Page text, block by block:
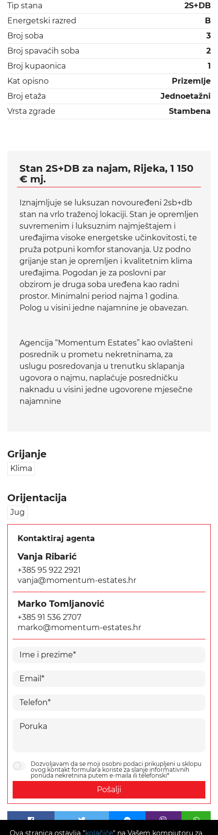
Tip stana
2S+DB
Energetski razred
B
Broj soba
3
Broj spavaćih soba
2
Broj kupaonica
1
Kat opisno
Prizemlje
Broj etaža
Jednoetažni
Vrsta zgrade
Stambena
Stan 2S+DB za najam, Rijeka, 1 150
€ mj.
Iznajmljuje se luksuzan novouređeni 2sb+db
stan na vrlo traženoj lokaciji. Stan je opremljen
suvremenim i luksuznim najmještajem i
uređajima visoke energetske učinkovitosti, te
pruža potpuni komfor stanovanja. Uz podno
grijanje stan je opremljen i kvalitetnim klima
uređajima. Pogodan je za poslovni par
obzirom je druga soba uređena kao radni
prostor. Minimalni period najma 1 godina.
Polog u visini jedne najamnine je obavezan.
Agencija “Momentum Estates” kao ovlašteni
posrednik u prometu nekretninama, za
uslugu posredovanja u trenutku sklapanja
ugovora o najmu, naplaćuje posredničku
naknadu u visini jedne ugovorene mjesečne
najamnine
Grijanje
Klima
Orijentacija
Jug
Kontaktiraj agenta
Vanja Ribarić
+385 95 922 2921
vanja@momentum-estates.hr
Marko Tomljanović
+385 91 536 2707
marko@momentum-estates.hr
Dozvoljavam da se moji osobni podaci prikupljeni u sklopu
ovog kontakt formulara koriste za slanje informativnih
ponuda nekretnina putem e-maila ili telefonski*
Pošalji
Ova stranica ostavlja "kolačiće" na Vašem kompjutoru za